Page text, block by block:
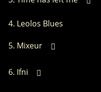
Leolos Blues
Mixeur
Ifni